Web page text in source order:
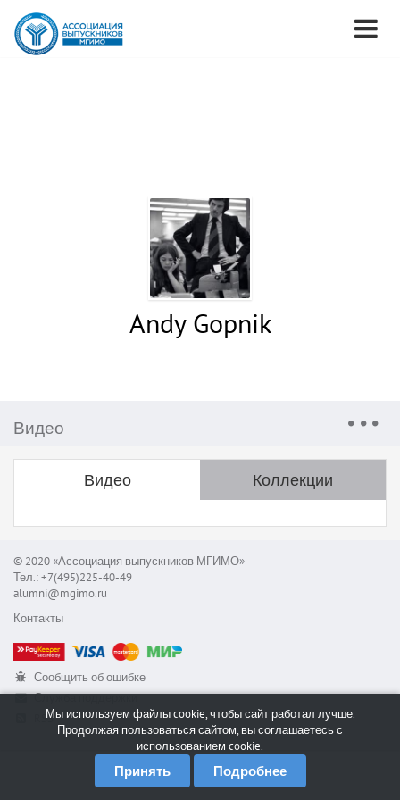
Andy Gopnik
Видео
Видео Коллекции
© 2020 «Ассоциация выпускников МГИМО»
Тел.: +7(495)225-40-49
alumni@mgimo.ru
Контакты
Сообщить об ошибке
Служба поддержки
RSSМы используем файлы cookie, чтобы сайт работал лучше.
Продолжая пользоваться сайтом, вы соглашаетесь с
использованием cookie.
Принять Подробнее